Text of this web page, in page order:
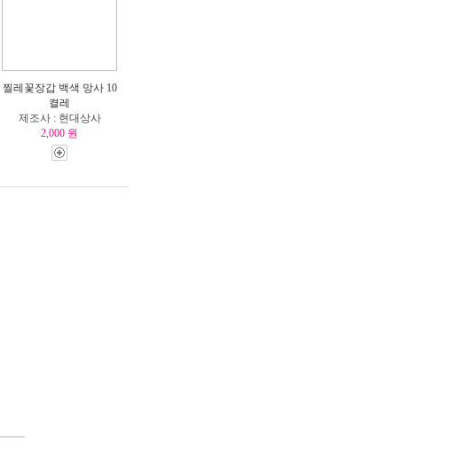
찔레꽃장갑 백색 망사 10
켤레
제조사 : 현대상사
2,000 원